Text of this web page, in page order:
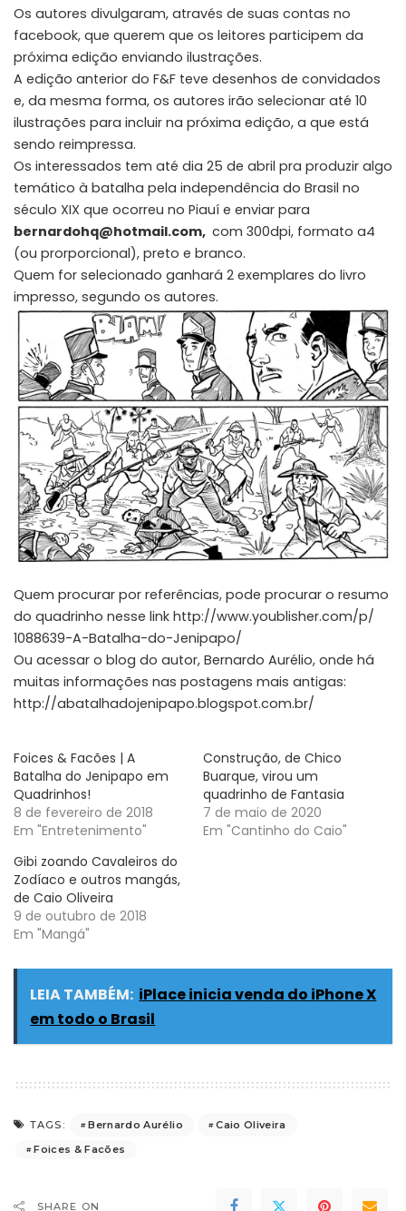
Os autores divulgaram, através de suas contas no
facebook, que querem que os leitores participem da
próxima edição enviando ilustrações.
A edição anterior do F&F teve desenhos de convidados
e, da mesma forma, os autores irão selecionar até 10
ilustrações para incluir na próxima edição, a que está
sendo reimpressa.
Os interessados tem até dia 25 de abril pra produzir algo
temático à batalha pela independência do Brasil no
século XIX que ocorreu no Piauí e enviar para
bernardohq@hotmail.com, com 300dpi, formato a4
(ou prorporcional), preto e branco.
Quem for selecionado ganhará 2 exemplares do livro
impresso, segundo os autores.
Quem procurar por referências, pode procurar o resumo
do quadrinho nesse link http://www.youblisher.com/p/
1088639-A-Batalha-do-Jenipapo/
Ou acessar o blog do autor, Bernardo Aurélio, onde há
muitas informações nas postagens mais antigas:
http://abatalhadojenipapo.blogspot.com.br/
Foices & Facões | A
Batalha do Jenipapo em
Quadrinhos!
8 de fevereiro de 2018
Em "Entretenimento"
Construção, de Chico
Buarque, virou um
quadrinho de Fantasia
7 de maio de 2020
Em "Cantinho do Caio"
Gibi zoando Cavaleiros do
Zodíaco e outros mangás,
de Caio Oliveira
9 de outubro de 2018
Em "Mangá"
LEIA TAMBÉM: iPlace inicia venda do iPhone X
em todo o Brasil
TAGS: Bernardo Aurélio
Caio Oliveira
Foices & Facões
SHARE ON